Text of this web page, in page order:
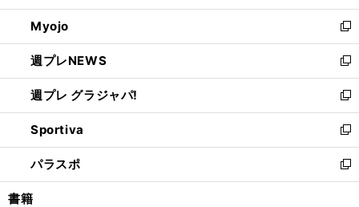
開
く
ウ
で
開
く
ン
ド
ウ
で
開
く
ウ
ィ
ン
ド
ウ
で
開
く
Myojo
新
し
い
ウ
ィ
ン
ド
ウ
で
開
週プレNEWS
新
し
い
ウ
ィ
ン
ド
ウ
週プレ グラジャパ!
新
し
い
ウ
ィ
ン
Sportiva
新
し
い
ウ
パラスポ
新
し
書籍